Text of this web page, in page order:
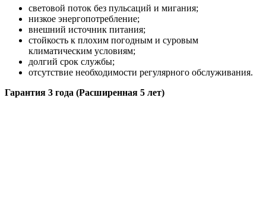
световой поток без пульсаций и мигания;
низкое энергопотребление;
внешний источник питания;
стойкость к плохим погодным и суровым
климатическим условиям;
долгий срок службы;
отсутствие необходимости регулярного обслуживания.
Гарантия 3 года (Расширенная 5 лет)